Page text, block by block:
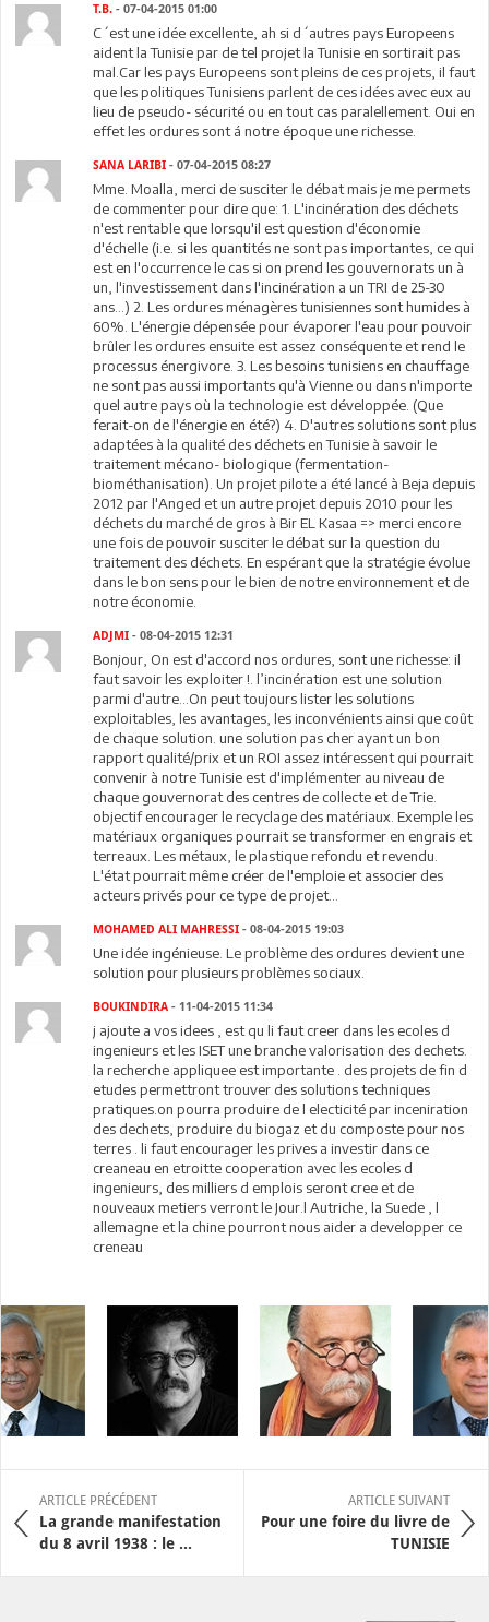
T.B. - 07-04-2015 01:00
C´est une idée excellente, ah si d´autres pays Europeens
aident la Tunisie par de tel projet la Tunisie en sortirait pas
mal.Car les pays Europeens sont pleins de ces projets, il faut
que les politiques Tunisiens parlent de ces idées avec eux au
lieu de pseudo- sécurité ou en tout cas paralellement. Oui en
effet les ordures sont á notre époque une richesse.
SANA LARIBI - 07-04-2015 08:27
Mme. Moalla, merci de susciter le débat mais je me permets
de commenter pour dire que: 1. L'incinération des déchets
n'est rentable que lorsqu'il est question d'économie
d'échelle (i.e. si les quantités ne sont pas importantes, ce qui
est en l'occurrence le cas si on prend les gouvernorats un à
un, l'investissement dans l'incinération a un TRI de 25-30
ans...) 2. Les ordures ménagères tunisiennes sont humides à
60%. L'énergie dépensée pour évaporer l'eau pour pouvoir
brûler les ordures ensuite est assez conséquente et rend le
processus énergivore. 3. Les besoins tunisiens en chauffage
ne sont pas aussi importants qu'à Vienne ou dans n'importe
quel autre pays où la technologie est développée. (Que
ferait-on de l'énergie en été?) 4. D'autres solutions sont plus
adaptées à la qualité des déchets en Tunisie à savoir le
traitement mécano- biologique (fermentation-
biométhanisation). Un projet pilote a été lancé à Beja depuis
2012 par l'Anged et un autre projet depuis 2010 pour les
déchets du marché de gros à Bir EL Kasaa => merci encore
une fois de pouvoir susciter le débat sur la question du
traitement des déchets. En espérant que la stratégie évolue
dans le bon sens pour le bien de notre environnement et de
notre économie.
ADJMI - 08-04-2015 12:31
Bonjour, On est d'accord nos ordures, sont une richesse: il
faut savoir les exploiter !. l’incinération est une solution
parmi d'autre...On peut toujours lister les solutions
exploitables, les avantages, les inconvénients ainsi que coût
de chaque solution. une solution pas cher ayant un bon
rapport qualité/prix et un ROI assez intéressent qui pourrait
convenir à notre Tunisie est d'implémenter au niveau de
chaque gouvernorat des centres de collecte et de Trie.
objectif encourager le recyclage des matériaux. Exemple les
matériaux organiques pourrait se transformer en engrais et
terreaux. Les métaux, le plastique refondu et revendu.
L'état pourrait même créer de l'emploie et associer des
acteurs privés pour ce type de projet...
MOHAMED ALI MAHRESSI - 08-04-2015 19:03
Une idée ingénieuse. Le problème des ordures devient une
solution pour plusieurs problèmes sociaux.
BOUKINDIRA - 11-04-2015 11:34
j ajoute a vos idees , est qu li faut creer dans les ecoles d
ingenieurs et les ISET une branche valorisation des dechets.
la recherche appliquee est importante . des projets de fin d
etudes permettront trouver des solutions techniques
pratiques.on pourra produire de l electicité par inceniration
des dechets, produire du biogaz et du composte pour nos
terres . li faut encourager les prives a investir dans ce
creaneau en etroitte cooperation avec les ecoles d
ingenieurs, des milliers d emplois seront cree et de
nouveaux metiers verront le Jour.l Autriche, la Suede , l
allemagne et la chine pourront nous aider a developper ce
creneau
ARTICLE PRÉCÉDENT
La grande manifestation
du 8 avril 1938 : le ...
ARTICLE SUIVANT
Pour une foire du livre de
TUNISIE